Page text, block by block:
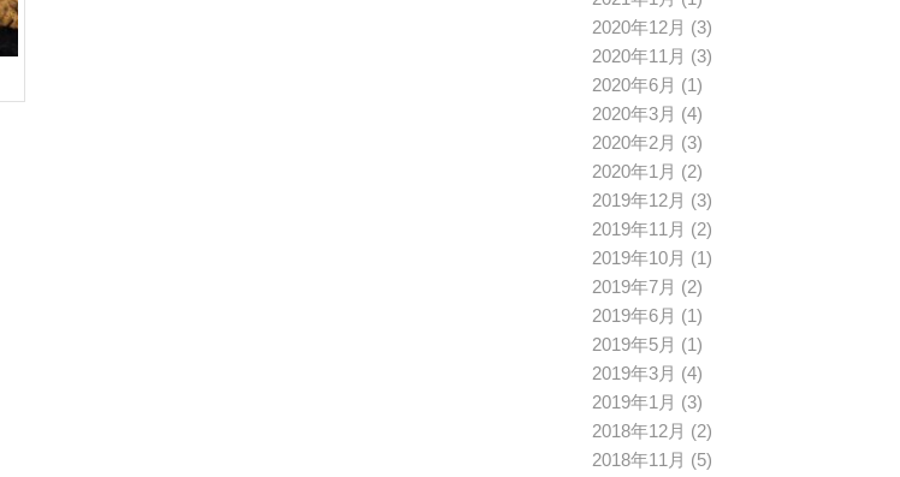
2020年12月 (3)
2020年11月 (3)
2020年6月 (1)
2020年3月 (4)
2020年2月 (3)
2020年1月 (2)
2019年12月 (3)
2019年11月 (2)
2019年10月 (1)
2019年7月 (2)
2019年6月 (1)
2019年5月 (1)
2019年3月 (4)
2019年1月 (3)
2018年12月 (2)
2018年11月 (5)